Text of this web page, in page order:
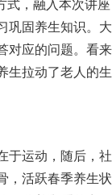
式，融入本次讲座
巩固养生知识。大
对应的问题。看来
生拉动了老人的生
于运动，随后，社
，活跃春季养生状